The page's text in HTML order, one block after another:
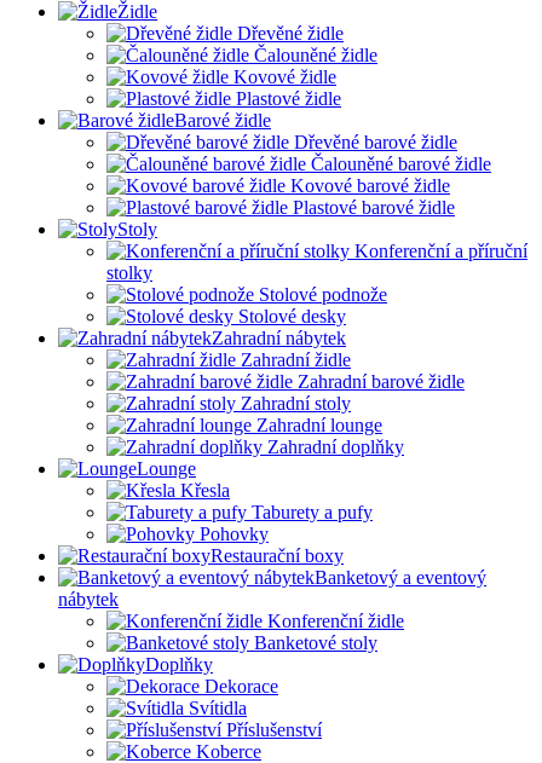
Židle
Dřevěné židle
Čalouněné židle
Kovové židle
Plastové židle
Barové židle
Dřevěné barové židle
Čalouněné barové židle
Kovové barové židle
Plastové barové židle
Stoly
Konferenční a příruční
stolky
Stolové podnože
Stolové desky
Zahradní nábytek
Zahradní židle
Zahradní barové židle
Zahradní stoly
Zahradní lounge
Zahradní doplňky
Lounge
Křesla
Taburety a pufy
Pohovky
Restaurační boxy
Banketový a eventový
nábytek
Konferenční židle
Banketové stoly
Doplňky
Dekorace
Svítidla
Příslušenství
Koberce